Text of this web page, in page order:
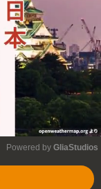
Powered by GliaStudios